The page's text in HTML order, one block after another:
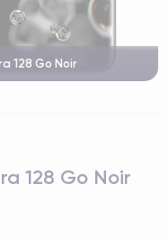
128 Go Noir
128 Go Noir